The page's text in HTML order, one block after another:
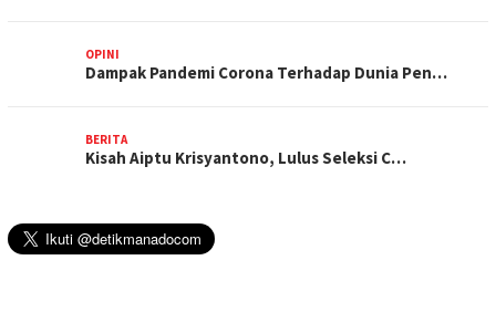
OPINI
Dampak Pandemi Corona Terhadap Dunia Pen…
BERITA
Kisah Aiptu Krisyantono, Lulus Seleksi C…